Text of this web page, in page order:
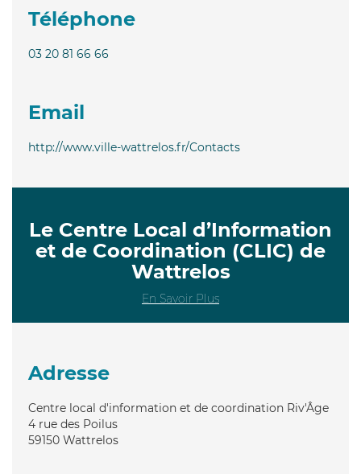
Téléphone
03 20 81 66 66
Email
http://www.ville-wattrelos.fr/Contacts
Le Centre Local d’Information
et de Coordination (CLIC) de
Wattrelos
En Savoir Plus
Adresse
Centre local d'information et de coordination Riv'Âge
4 rue des Poilus
59150 Wattrelos